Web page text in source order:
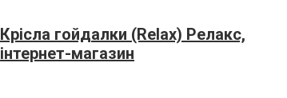
Крісла гойдалки (Relax) Релакс,
інтернет-магазин